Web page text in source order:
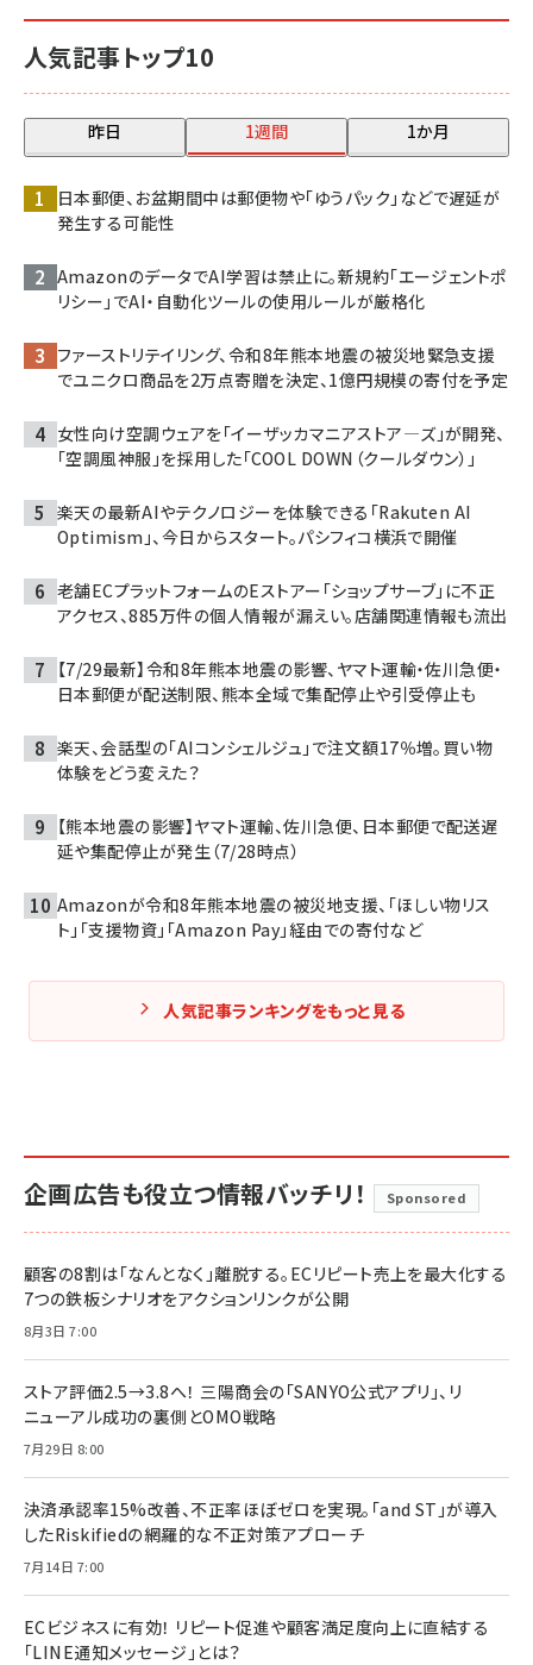
人気記事トップ10
昨日 1週間 1か月
日本郵便、お盆期間中は郵便物や「ゆうパック」などで遅延が
発生する可能性
AmazonのデータでAI学習は禁止に。新規約「エージェントポ
リシー」でAI・自動化ツールの使用ルールが厳格化
ファーストリテイリング、令和8年熊本地震の被災地緊急支援
でユニクロ商品を2万点寄贈を決定、1億円規模の寄付を予定
女性向け空調ウェアを「イーザッカマニアストア―ズ」が開発、
「空調風神服」を採用した「COOL DOWN（クールダウン）」
楽天の最新AIやテクノロジーを体験できる「Rakuten AI
Optimism」、今日からスタート。パシフィコ横浜で開催
老舗ECプラットフォームのEストアー「ショップサーブ」に不正
アクセス、885万件の個人情報が漏えい。店舗関連情報も流出
【7/29最新】令和8年熊本地震の影響、ヤマト運輸・佐川急便・
日本郵便が配送制限、熊本全域で集配停止や引受停止も
楽天、会話型の「AIコンシェルジュ」で注文額17％増。買い物
体験をどう変えた？
【熊本地震の影響】ヤマト運輸、佐川急便、日本郵便で配送遅
延や集配停止が発生（7/28時点）
Amazonが令和8年熊本地震の被災地支援、「ほしい物リス
ト」「支援物資」「Amazon Pay」経由での寄付など
人気記事ランキングをもっと見る
企画広告も役立つ情報バッチリ！ Sponsored
顧客の8割は「なんとなく」離脱する。ECリピート売上を最大化する
7つの鉄板シナリオをアクションリンクが公開
8月3日 7:00
ストア評価2.5→3.8へ！ 三陽商会の「SANYO公式アプリ」、リ
ニューアル成功の裏側とOMO戦略
7月29日 8:00
決済承認率15%改善、不正率ほぼゼロを実現。「and ST」が導入
したRiskifiedの網羅的な不正対策アプローチ
7月14日 7:00
ECビジネスに有効！ リピート促進や顧客満足度向上に直結する
「LINE通知メッセージ」とは？